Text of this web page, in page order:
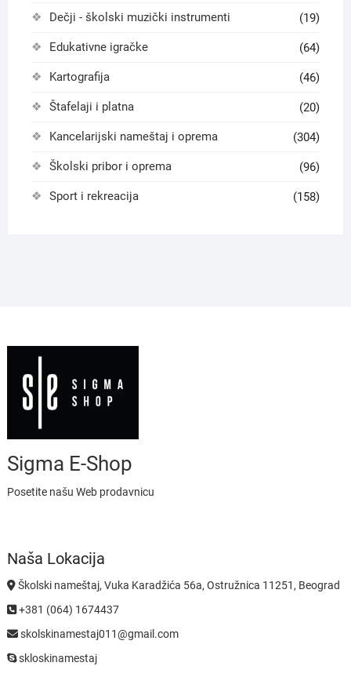
Dečji - školski muzički instrumenti (19)
Edukativne igračke (64)
Kartografija (46)
Štafelaji i platna (20)
Kancelarijski nameštaj i oprema (304)
Školski pribor i oprema (96)
Sport i rekreacija (158)
Sigma E-Shop
Posetite našu Web prodavnicu
Naša Lokacija
Školski nameštaj, Vuka Karadžića 56a, Ostružnica 11251, Beograd
+381 (064) 1674437
skolskinamestaj011@gmail.com
skloskinamestaj